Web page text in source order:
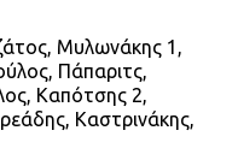
Μυλωνάκης 1,
Πάπαριτς,
Καπότσης 2,
Καστρινάκης,